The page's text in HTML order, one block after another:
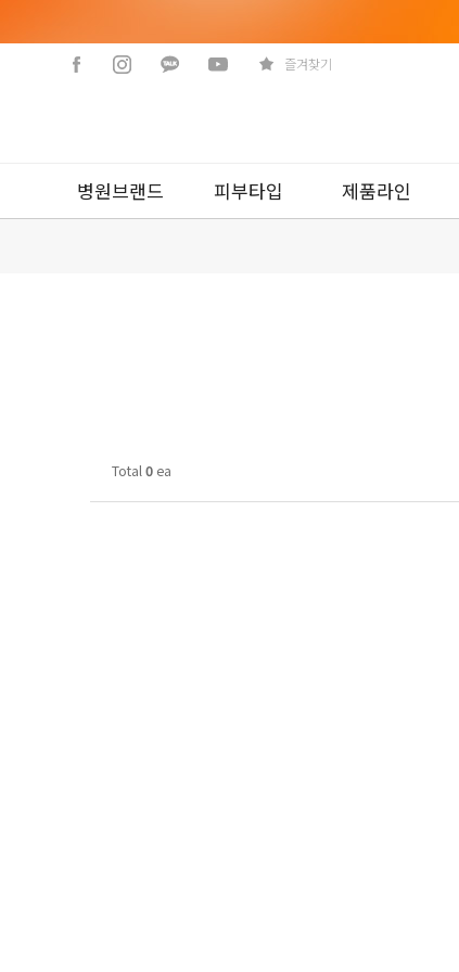
즐겨찾기
병원브랜드 피부타입 제품라인
Total0 ea